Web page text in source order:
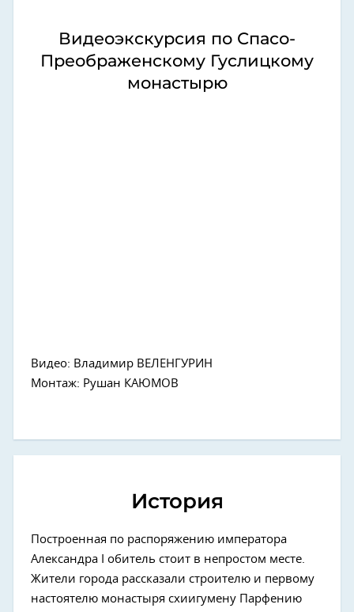
Видеоэкскурсия по Спасо-
Преображенскому Гуслицкому
монастырю
Видео: Владимир ВЕЛЕНГУРИН
Монтаж: Рушан КАЮМОВ
История
Построенная по распоряжению императора
Александра I обитель стоит в непростом месте.
Жители города рассказали строителю и первому
настоятелю монастыря схиигумену Парфению